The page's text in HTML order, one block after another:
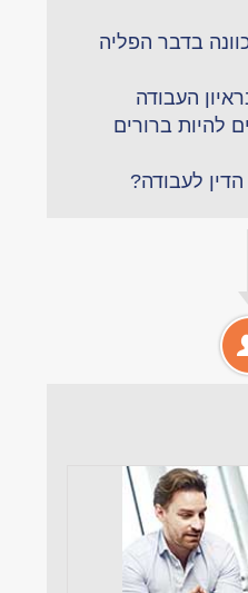
בדבר הפליה
העבודה
להיות ברורים
לעבודה?